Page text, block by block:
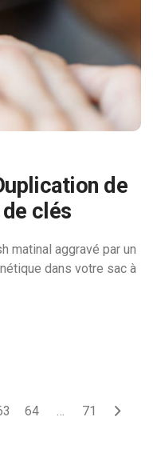
de
clés
matinal aggravé par un
dans votre sac à
64 … 71